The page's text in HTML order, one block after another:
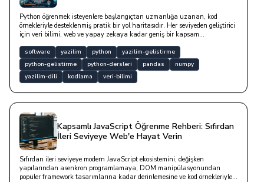
Python öğrenmek isteyenlere başlangıçtan uzmanlığa uzanan, kod
örnekleriyle desteklenmiş pratik bir yol haritasıdır. Her seviyeden geliştirici
için veri bilimi, web ve yapay zekaya kadar geniş bir kapsam
software yazilim python
yazilim-gelistirme
python-gelistirme
python-dersleri pandas
numpy
yazilim-dili
kodlama veri-bilimi
Kapsamlı JavaScript Öğrenme Rehberi: Sıfırdan
İleri Seviyeye Web'e Hayat Verin
Sıfırdan ileri seviyeye modern JavaScript ekosistemini, değişken
yapılarından asenkron programlamaya, DOM manipülasyonundan
popüler framework tasarımlarına kadar derinlemesine ve kod örnekleriyle